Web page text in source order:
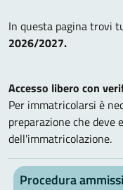
In questa pagina trovi
2026/2027.
Accesso libero con
Per immatricolarsi è
preparazione che deve
dell'immatricolazione.
Procedura